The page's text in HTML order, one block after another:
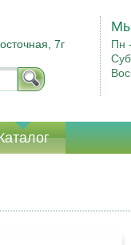
7г Пн